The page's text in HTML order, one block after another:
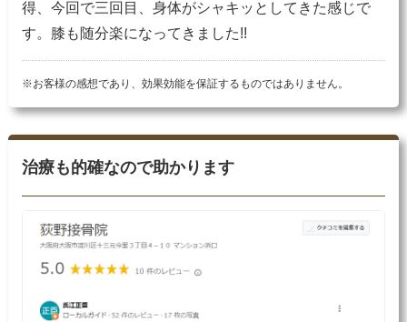
得、今回で三回目、身体がシャキッとしてきた感じで
す。膝も随分楽になってきました!!
※お客様の感想であり、効果効能を保証するものではありません。
治療も的確なので助かります